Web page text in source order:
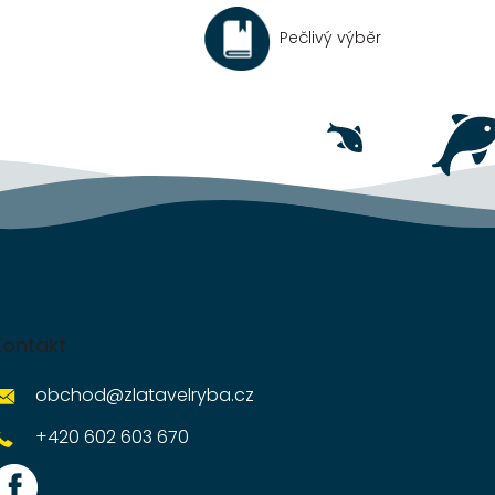
Pečlivý výběr
obchod@zlatavelryba.cz
+420 602 603 670